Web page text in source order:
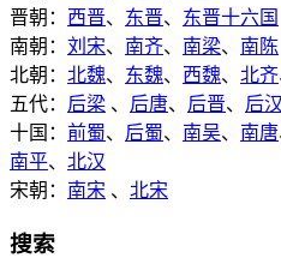
晋朝： 西晋、 东晋、 东晋十六国
南朝： 刘宋、 南齐、 南梁、 南陈
北朝： 北魏、 东魏、 西魏、 北齐
五代： 后梁 、 后唐、 后晋、 后汉
十国： 前蜀、 后蜀、 南吴、 南唐
南平、 北汉
宋朝： 南宋 、 北宋
搜索